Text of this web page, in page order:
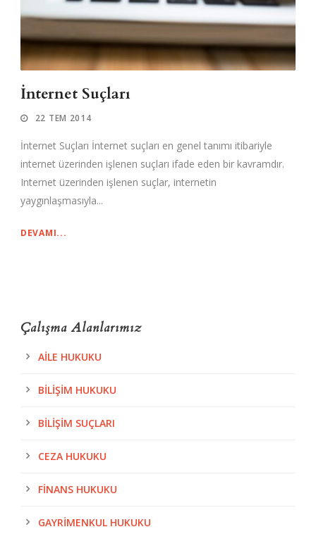
İnternet Suçları
22 TEM 2014
İnternet Suçları İnternet suçları en genel tanımı itibariyle
internet üzerinden işlenen suçları ifade eden bir kavramdır.
Internet üzerinden işlenen suçlar, internetin
yaygınlaşmasıyla...
DEVAMI...
Çalışma Alanlarımız
AILE HUKUKU
BILIŞIM HUKUKU
BILIŞIM SUÇLARI
CEZA HUKUKU
FINANS HUKUKU
GAYRIMENKUL HUKUKU